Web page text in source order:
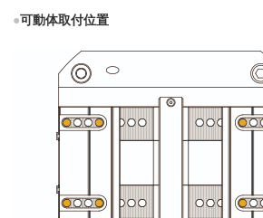
●可動体取付位置